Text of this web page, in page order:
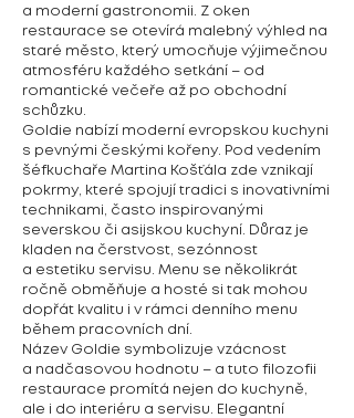
a moderní gastronomii. Z oken
restaurace se otevírá malebný výhled na
staré město, který umocňuje výjimečnou
atmosféru každého setkání – od
romantické večeře až po obchodní
schůzku.
Goldie nabízí moderní evropskou kuchyni
s pevnými českými kořeny. Pod vedením
šéfkuchaře Martina Košťála zde vznikají
pokrmy, které spojují tradici s inovativními
technikami, často inspirovanými
severskou či asijskou kuchyní. Důraz je
kladen na čerstvost, sezónnost
a estetiku servisu. Menu se několikrát
ročně obměňuje a hosté si tak mohou
dopřát kvalitu i v rámci denního menu
během pracovních dní.
Název Goldie symbolizuje vzácnost
a nadčasovou hodnotu – a tuto filozofii
restaurace promítá nejen do kuchyně,
ale i do interiéru a servisu. Elegantní